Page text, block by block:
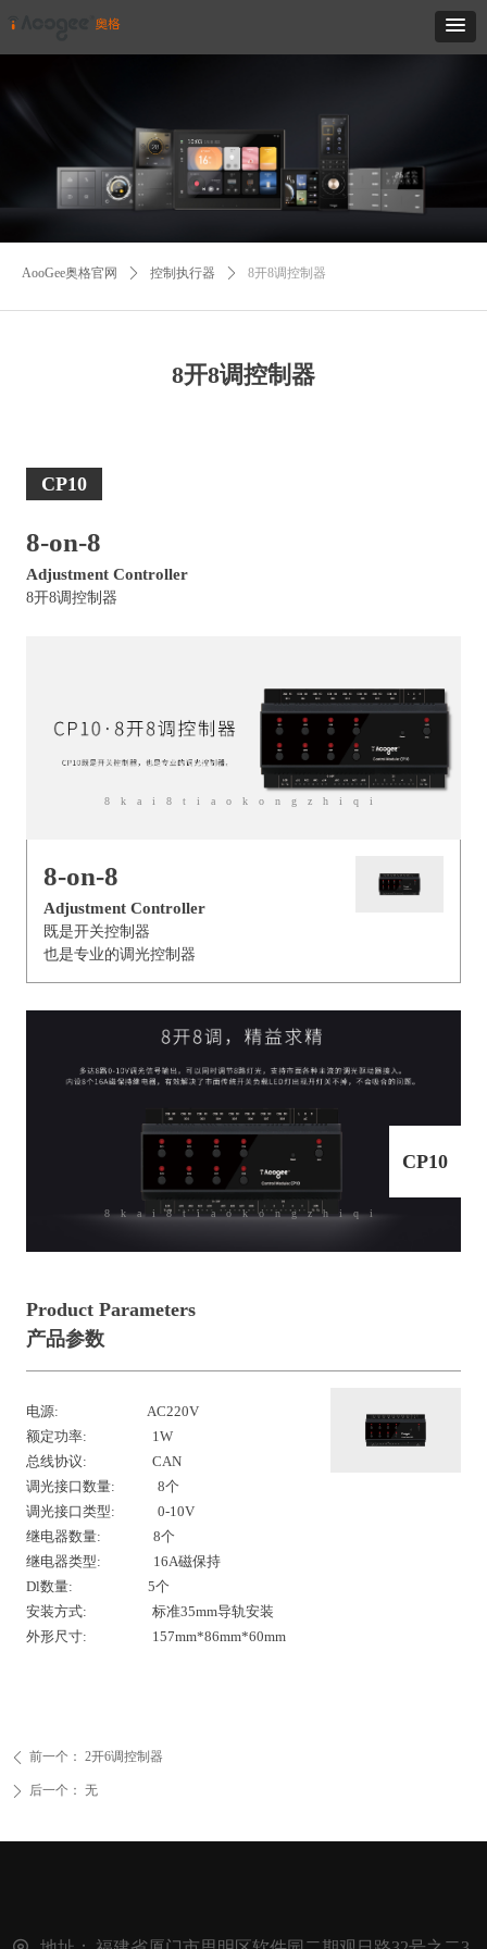
8开8调控制器
CP10
8-on-8
Adjustment Controller
8开8调控制器
8kai8tiaokongzhiqi
8-on-8
Adjustment Controller
既是开关控制器
也是专业的调光控制器
8kai8tiaokongzhiqi
CP10
Product Parameters
产品参数
电源: AC220V
额定功率: 1W
总线协议: CAN
调光接口数量: 8个
调光接口类型: 0-10V
继电器数量: 8个
继电器类型: 16A磁保持
Dl数量: 5个
安装方式: 标准35mm导轨安装
外形尺寸: 157mm*86mm*60mm
ꄴ 前一个： 2开6调控制器
ꄲ 后一个： 无
AooGee奥格官网 ꄲ 控制执行器 ꄲ 8开8调控制器